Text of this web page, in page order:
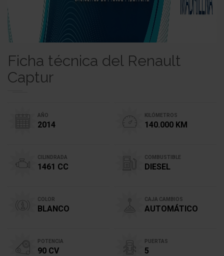
Ficha técnica del Renault
Captur
AÑO
2014
KILÓMETROS
140.000 KM
CILINDRADA
1461 CC
COMBUSTIBLE
DIESEL
COLOR
BLANCO
CAJA CAMBIOS
AUTOMÁTICO
POTENCIA
90 CV
PUERTAS
5